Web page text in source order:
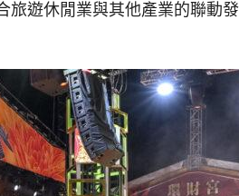
遊休閒業與其他產業的聯動